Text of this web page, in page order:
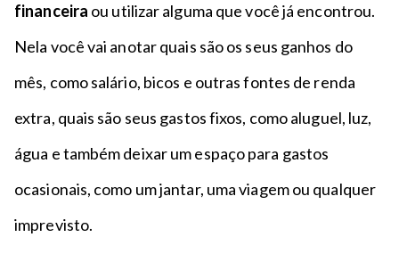
financeira ou utilizar alguma que você já encontrou.
Nela você vai anotar quais são os seus ganhos do
mês, como salário, bicos e outras fontes de renda
extra, quais são seus gastos fixos, como aluguel, luz,
água e também deixar um espaço para gastos
ocasionais, como um jantar, uma viagem ou qualquer
imprevisto.